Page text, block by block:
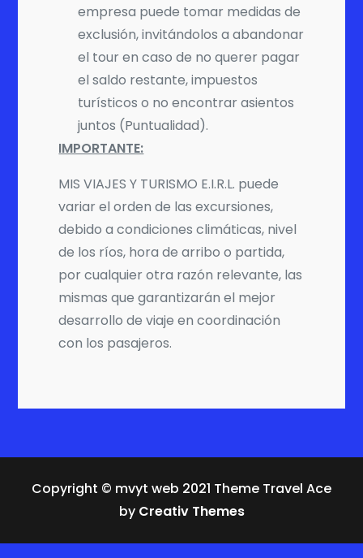
empresa puede tomar medidas de
exclusión, invitándolos a abandonar
el tour en caso de no querer pagar
el saldo restante, impuestos
turísticos o no encontrar asientos
juntos (Puntualidad).
IMPORTANTE:
MIS VIAJES Y TURISMO E.I.R.L. puede
variar el orden de las excursiones,
debido a condiciones climáticas, nivel
de los ríos, hora de arribo o partida,
por cualquier otra razón relevante, las
mismas que garantizarán el mejor
desarrollo de viaje en coordinación
con los pasajeros.
Copyright © mvyt web 2021 Theme Travel Ace
by Creativ Themes